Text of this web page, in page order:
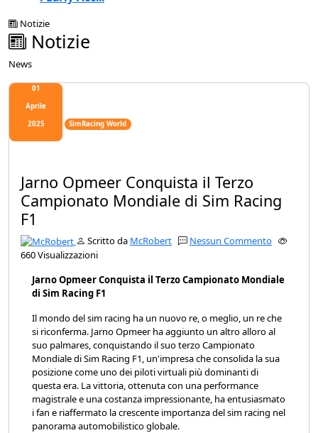
Notizie
Notizie
News
01
Aprile
2025
SimRacing World
Jarno Opmeer Conquista il Terzo
Campionato Mondiale di Sim Racing
F1
Scritto da McRobert
Nessun Commento
660 Visualizzazioni
Jarno Opmeer Conquista il Terzo Campionato Mondiale
di Sim Racing F1
Il mondo del sim racing ha un nuovo re, o meglio, un re che
si riconferma. Jarno Opmeer ha aggiunto un altro alloro al
suo palmares, conquistando il suo terzo Campionato
Mondiale di Sim Racing F1, un'impresa che consolida la sua
posizione come uno dei piloti virtuali più dominanti di
questa era. La vittoria, ottenuta con una performance
magistrale e una costanza impressionante, ha entusiasmato
i fan e riaffermato la crescente importanza del sim racing nel
panorama automobilistico globale.